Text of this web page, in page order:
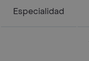
Especialidad